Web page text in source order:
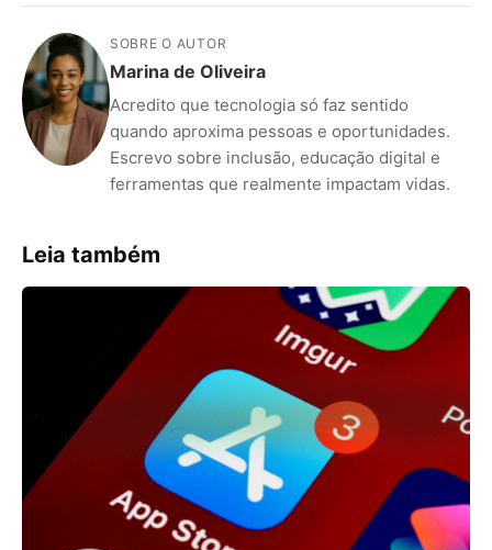
SOBRE O AUTOR
Marina de Oliveira
Acredito que tecnologia só faz sentido
quando aproxima pessoas e oportunidades.
Escrevo sobre inclusão, educação digital e
ferramentas que realmente impactam vidas.
Leia também